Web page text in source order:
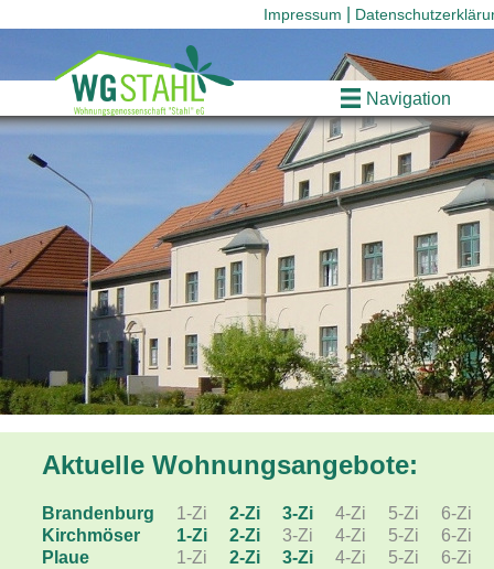
Impressum
Navigation
Aktuelle Wohnungsangebote:
Brandenburg 1-Zi 2-Zi 3-Zi 4-Zi 5-Zi
6-Zi
Kirchmöser
1-Zi 2-Zi 3-Zi 4-Zi 5-Zi
6-Zi
Plaue
1-Zi 2-Zi 3-Zi 4-Zi 5-Zi
6-Zi